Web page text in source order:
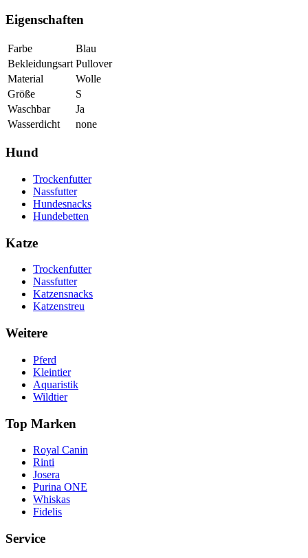
Eigenschaften
Farbe
Blau
Bekleidungsart Pullover
Material
Wolle
Größe
S
Waschbar
Ja
Wasserdicht
none
Hund
Trockenfutter
Nassfutter
Hundesnacks
Hundebetten
Katze
Trockenfutter
Nassfutter
Katzensnacks
Katzenstreu
Weitere
Pferd
Kleintier
Aquaristik
Wildtier
Top Marken
Royal Canin
Rinti
Josera
Purina ONE
Whiskas
Fidelis
Service